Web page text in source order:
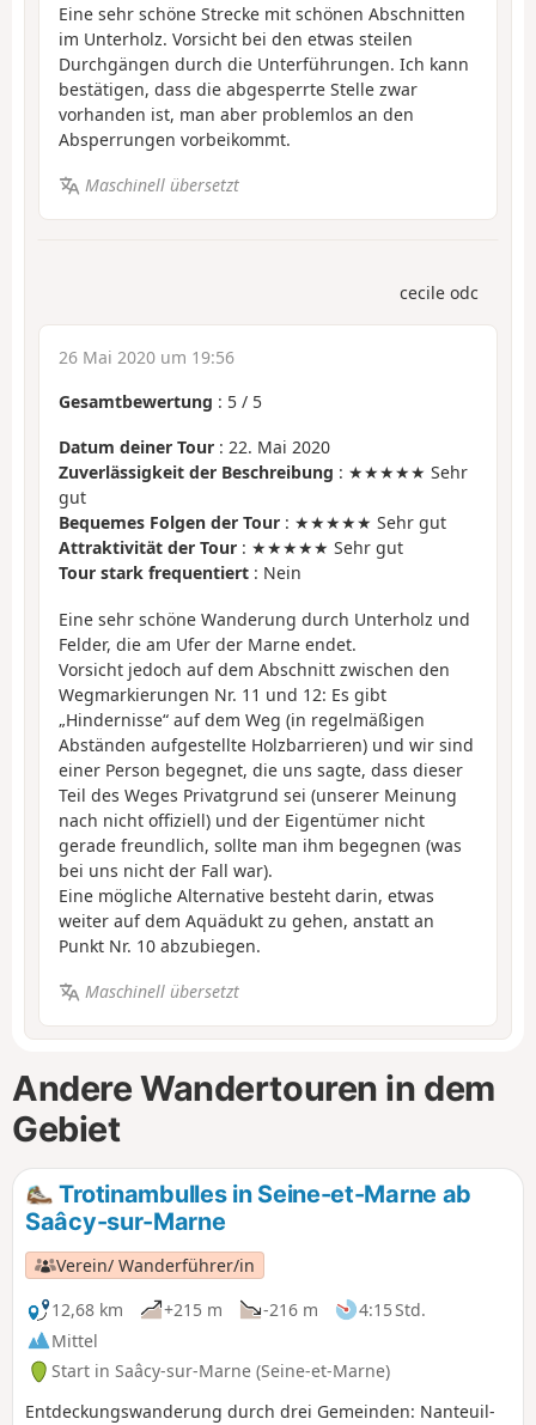
Eine sehr schöne Strecke mit schönen Abschnitten
im Unterholz. Vorsicht bei den etwas steilen
Durchgängen durch die Unterführungen. Ich kann
bestätigen, dass die abgesperrte Stelle zwar
vorhanden ist, man aber problemlos an den
Absperrungen vorbeikommt.
Maschinell übersetzt
cecile odc
26 Mai 2020 um 19:56
Gesamtbewertung : 5 / 5
Datum deiner Tour : 22. Mai 2020
Zuverlässigkeit der Beschreibung : ★★★★★ Sehr
gut
Bequemes Folgen der Tour : ★★★★★ Sehr gut
Attraktivität der Tour : ★★★★★ Sehr gut
Tour stark frequentiert : Nein
Eine sehr schöne Wanderung durch Unterholz und
Felder, die am Ufer der Marne endet.
Vorsicht jedoch auf dem Abschnitt zwischen den
Wegmarkierungen Nr. 11 und 12: Es gibt
„Hindernisse“ auf dem Weg (in regelmäßigen
Abständen aufgestellte Holzbarrieren) und wir sind
einer Person begegnet, die uns sagte, dass dieser
Teil des Weges Privatgrund sei (unserer Meinung
nach nicht offiziell) und der Eigentümer nicht
gerade freundlich, sollte man ihm begegnen (was
bei uns nicht der Fall war).
Eine mögliche Alternative besteht darin, etwas
weiter auf dem Aquädukt zu gehen, anstatt an
Punkt Nr. 10 abzubiegen.
Maschinell übersetzt
Andere Wandertouren in dem
Gebiet
Trotinambulles in Seine-et-Marne ab
Saâcy-sur-Marne
Verein/ Wanderführer/in
12,68 km
+215 m -216 m
4:15 Std.
Mittel
Start in Saâcy-sur-Marne (Seine-et-Marne)
Entdeckungswanderung durch drei Gemeinden: Nanteuil-